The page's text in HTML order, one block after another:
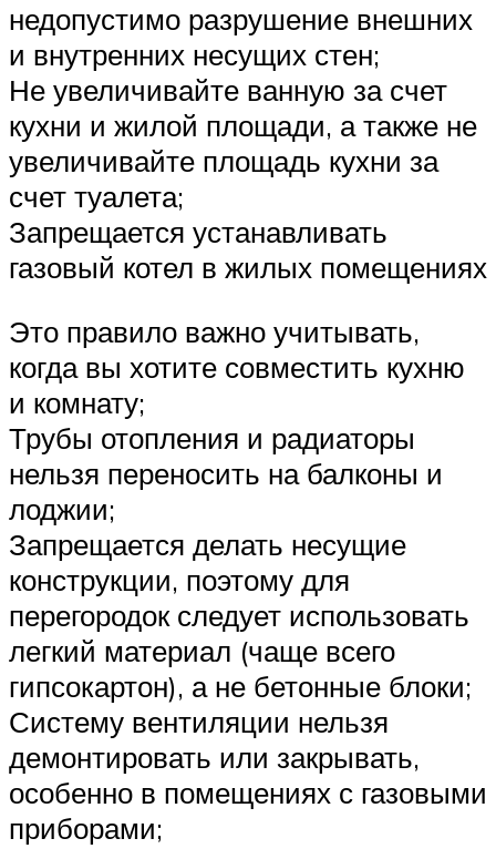
недопустимо разрушение внешних
и внутренних несущих стен;
Не увеличивайте ванную за счет
кухни и жилой площади, а также не
увеличивайте площадь кухни за
счет туалета;
Запрещается устанавливать
газовый котел в жилых помещениях
Это правило важно учитывать,
когда вы хотите совместить кухню
и комнату;
Трубы отопления и радиаторы
нельзя переносить на балконы и
лоджии;
Запрещается делать несущие
конструкции, поэтому для
перегородок следует использовать
легкий материал (чаще всего
гипсокартон), а не бетонные блоки;
Систему вентиляции нельзя
демонтировать или закрывать,
особенно в помещениях с газовыми
приборами;